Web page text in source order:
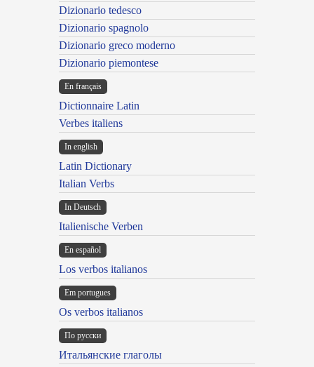
Dizionario tedesco
Dizionario spagnolo
Dizionario greco moderno
Dizionario piemontese
En français
Dictionnaire Latin
Verbes italiens
In english
Latin Dictionary
Italian Verbs
In Deutsch
Italienische Verben
En español
Los verbos italianos
Em portugues
Os verbos italianos
По русски
Итальянские глаголы